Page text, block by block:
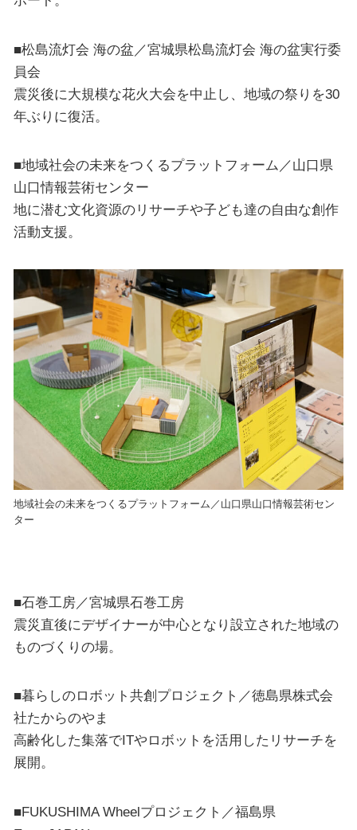
■松島流灯会 海の盆／宮城県松島流灯会 海の盆実行委
員会
震災後に大規模な花火大会を中止し、地域の祭りを30
年ぶりに復活。
■地域社会の未来をつくるプラットフォーム／山口県
山口情報芸術センター
地に潜む文化資源のリサーチや子ども達の自由な創作
活動支援。
地域社会の未来をつくるプラットフォーム／山口県山口情報芸術セン
ター
■石巻工房／宮城県石巻工房
震災直後にデザイナーが中心となり設立された地域の
ものづくりの場。
■暮らしのロボット共創プロジェクト／徳島県株式会
社たからのやま
高齢化した集落でITやロボットを活用したリサーチを
展開。
■FUKUSHIMA Wheelプロジェクト／福島県